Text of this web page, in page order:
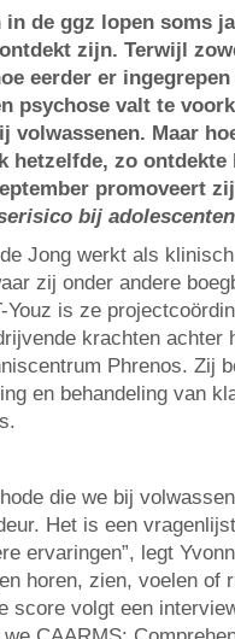
in de ggz lopen soms
zijn. Terwijl
eerder er
psychose valt te
volwassenen. Maar
hetzelfde, zo
promoveert
bij adolescenten
Jong werkt als
zij onder andere
Youz is ze
krachten achter
Phrenos. Zij
en behandeling van
die we bij
Het is een
ervaringen”, legt
horen, zien, voelen of
score volgt een